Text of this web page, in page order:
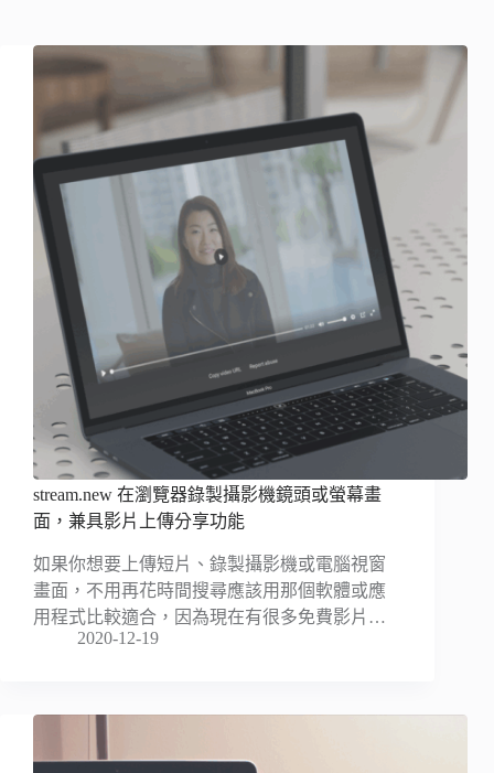
stream.new 在瀏覽器錄製攝影機鏡頭或螢幕畫
面，兼具影片上傳分享功能
如果你想要上傳短片、錄製攝影機或電腦視窗
畫面，不用再花時間搜尋應該用那個軟體或應
用程式比較適合，因為現在有很多免費影片…
2020-12-19